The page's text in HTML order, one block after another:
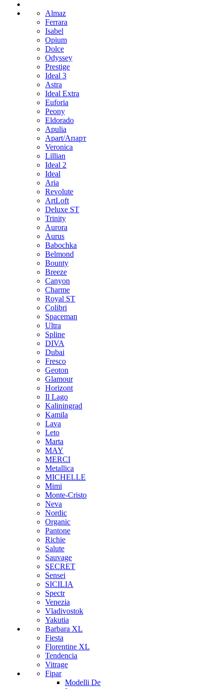
Almaz
Ferrara
Isabel
Opium
Dolce
Odyssey
Prestige
Ideal 3
Astra
Ideal Extra
Euforia
Peony
Eldorado
Apulia
Apart/Апарт
Veronica
Lillian
Ideal 2
Ideal
Aria
Revolute
ArtLoft
Deluxe ST
Trinity
Aurora
Aurus
Babochka
Belmond
Bounty
Breeze
Canуon
Charme
Royal ST
Colibri
Spaceman
Ultra
Spline
DIVA
Dubai
Fresco
Geoton
Glamour
Horizont
Il Lago
Kaliningrad
Kamila
Lava
Leto
Marta
MAY
MERCI
Metallica
MICHELLE
Mimi
Monte-Cristo
Neva
Nordic
Organic
Pantone
Richie
Salute
Sauvage
SECRET
Sensei
SICILIA
Spectr
Venezia
Vladivostok
Yakutia
Barbara XL
Fiesta
Florentine XL
Tendencia
Vitrage
Fipar
Modelli De